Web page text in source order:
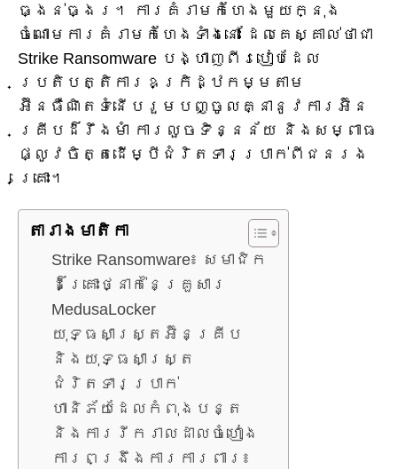
ធ្ងន់ធ្ងរ។ ការគំរាមកំហែងមួយក្នុង
ចំណោមការគំរាមកំហែងទាំងនោះ ដែលគេស្គាល់ថាជា
Strike Ransomware បង្ហាញពីរបៀបដែល
ប្រតិបត្តិការឧក្រិដ្ឋកម្មតាម
អ៊ីនធឺណិតទំនើបរួមបញ្ចូលគ្នានូវការអ៊ិន
គ្រីបដ៏រឹងមាំ ការលួចទិន្នន័យ និងសម្ពាធ
ផ្លូវចិត្តដើម្បីជំរិតទារប្រាក់ពីជនរង
គ្រោះ។
តារាង​មាតិកា
Strike Ransomware៖ សមាជិក
ដ៏គ្រោះថ្នាក់នៃគ្រួសារ
MedusaLocker
យុទ្ធសាស្ត្រអ៊ិនគ្រីប
និងយុទ្ធសាស្ត្រ
ជំរិតទារប្រាក់
ហានិភ័យដែលកំពុងបន្ត
និងការរីករាលដាលចំហៀង
ការពង្រឹងការការពារ៖